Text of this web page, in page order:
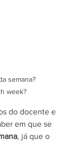
semana?
week?
do docente e
em que se
, já que o